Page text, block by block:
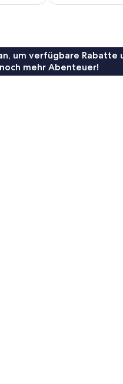
um verfügbare Rabatte
mehr Abenteuer!